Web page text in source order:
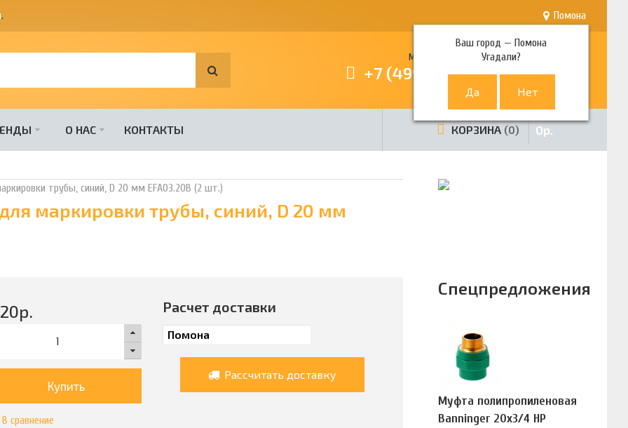
. Помона
Ваш город —Помона
Угадали?
Многоканальный телефон
+7 (499) 380-80-80
О НАС КОНТАКТЫ КОРЗИНА 0 0р.
трубы, синий, D 20 мм EFA03.20B (2 шт.)
маркировки трубы, синий, D 20 мм
р.
Купить
В сравнение
Расчет доставки
Рассчитать доставку
Спецпредложения
Муфта полипропиленовая
Banninger 20х3/4 НР